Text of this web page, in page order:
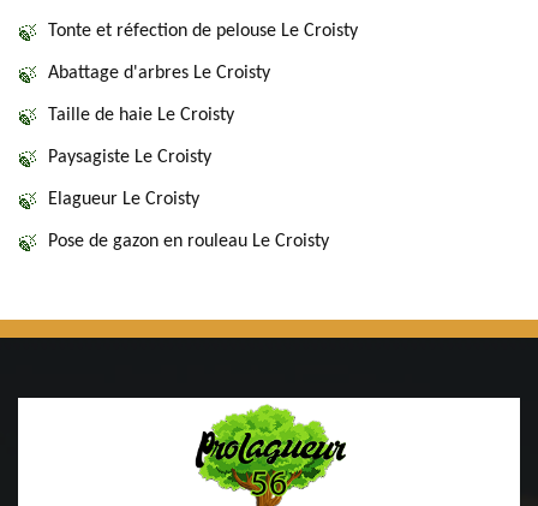
Tonte et réfection de pelouse Le Croisty
Abattage d'arbres Le Croisty
Taille de haie Le Croisty
Paysagiste Le Croisty
Elagueur Le Croisty
Pose de gazon en rouleau Le Croisty